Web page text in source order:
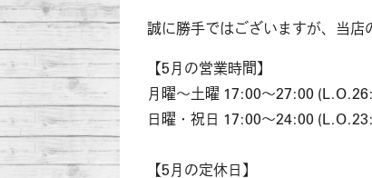
誠に勝手ではございますが、当店
【5月の営業時間】
月曜～土曜 17:00～27:00
日曜・祝日 17:00～24:00
【5月の定休日】